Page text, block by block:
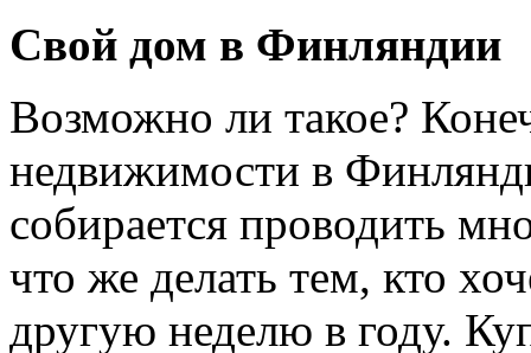
Свой дом в Финляндии
Возможно ли такое?
недвижимости в
собирается проводить
что же делать тем, кто
другую неделю в году.